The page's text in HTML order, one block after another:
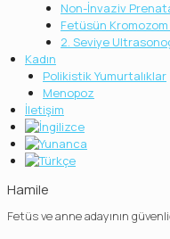
Non-İnvaziv
Fetüsün
2. Seviye
Kadın
Polikistik Yumurtalıklar
Menopoz
İletişim
Hamile
Fetüs ve anne adayının